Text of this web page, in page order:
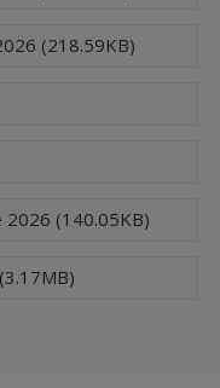
(218.59KB)
(140.05KB)